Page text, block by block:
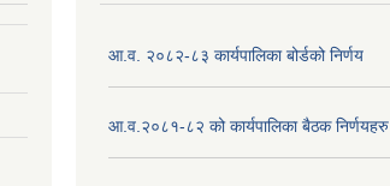
आ.व. २०८२-८३ कार्यपालिका बोर्डको निर्णय
आ.व.२०८१-८२ को कार्यपालिका बैठक निर्णयहरु